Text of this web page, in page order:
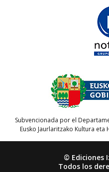
Subvencionada por el
Eusko Jaurlaritzako Kultura eta
© Ediciones
Todos los